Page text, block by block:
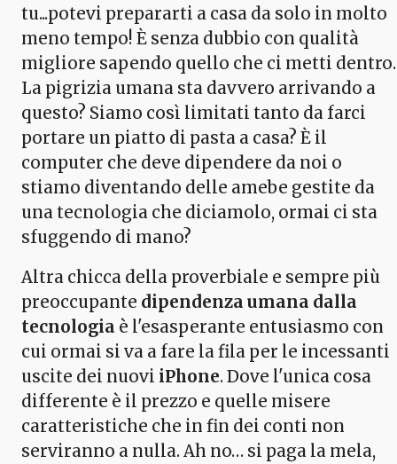
tu...potevi prepararti a casa da solo in molto
meno tempo! È senza dubbio con qualità
migliore sapendo quello che ci metti dentro.
La pigrizia umana sta davvero arrivando a
questo? Siamo così limitati tanto da farci
portare un piatto di pasta a casa? È il
computer che deve dipendere da noi o
stiamo diventando delle amebe gestite da
una tecnologia che diciamolo, ormai ci sta
sfuggendo di mano?
Altra chicca della proverbiale e sempre più
preoccupante dipendenza umana dalla
tecnologia è l'esasperante entusiasmo con
cui ormai si va a fare la fila per le incessanti
uscite dei nuovi iPhone. Dove l'unica cosa
differente è il prezzo e quelle misere
caratteristiche che in fin dei conti non
serviranno a nulla. Ah no… si paga la mela,